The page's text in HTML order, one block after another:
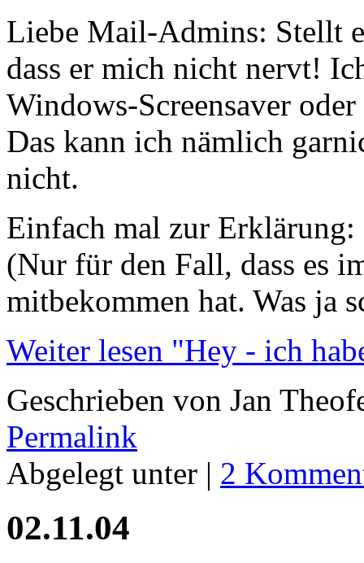
Liebe Mail-Admins: Stellt
dass er mich nicht nervt!
Windows-Screensaver
Das kann ich nämlich
nicht.
Einfach mal zur Erklärung:
(Nur für den Fall, dass es
mitbekommen hat. Was ja
Weiter lesen "Hey - ich
Geschrieben von Jan
Permalink
Abgelegt unter | 2
02.11.04